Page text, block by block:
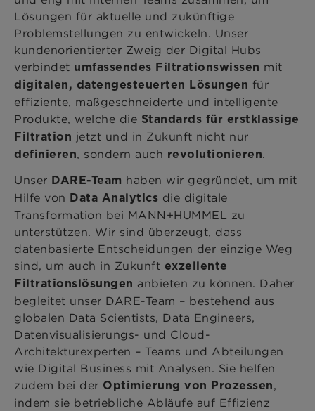
Lösungen für aktuelle und zukünftige
Problemstellungen zu entwickeln. Unser
kundenorientierter Zweig der Digital Hubs
verbindet umfassendes Filtrationswissen mit
digitalen, datengesteuerten Lösungen für
effiziente, maßgeschneiderte und intelligente
Produkte, welche die Standards für erstklassige
Filtration jetzt und in Zukunft nicht nur
definieren, sondern auch revolutionieren.
Unser DARE-Team haben wir gegründet, um mit
Hilfe von Data Analytics die digitale
Transformation bei MANN+HUMMEL zu
unterstützen. Wir sind überzeugt, dass
datenbasierte Entscheidungen der einzige Weg
sind, um auch in Zukunft exzellente
Filtrationslösungen anbieten zu können. Daher
begleitet unser DARE-Team – bestehend aus
globalen Data Scientists, Data Engineers,
Datenvisualisierungs- und Cloud-
Architekturexperten – Teams und Abteilungen
wie Digital Business mit Analysen. Sie helfen
zudem bei der Optimierung von Prozessen,
indem sie betriebliche Abläufe auf Effizienz